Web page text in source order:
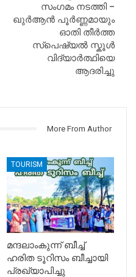
സംഗമം നടത്തി –
ഖുർആൻ പൂർണ്ണമായും
ഓതി തീർത്ത
സ്പെഷ്യൽ സ്കൂൾ
വിദ്യാർത്ഥിയെ
ആദരിച്ചു
More From Author
TOURISM
മന്ദലാംകുന്ന് ബീച്ച്
ഹരിത ടൂറിസം ബീച്ചായി
പ്രഖ്യാപിച്ചു